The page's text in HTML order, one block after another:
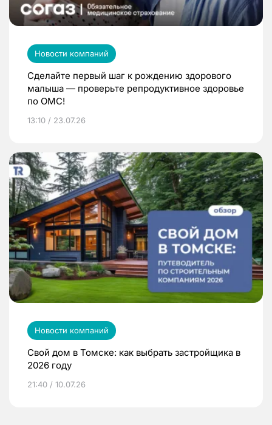
Новости компаний
Сделайте первый шаг к рождению здорового
малыша — проверьте репродуктивное здоровье
по ОМС!
13:10 / 23.07.26
Новости компаний
Свой дом в Томске: как выбрать застройщика в
2026 году
21:40 / 10.07.26